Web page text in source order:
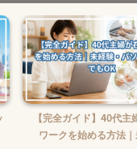
採用率UP！40代・50代
提案文ポイント